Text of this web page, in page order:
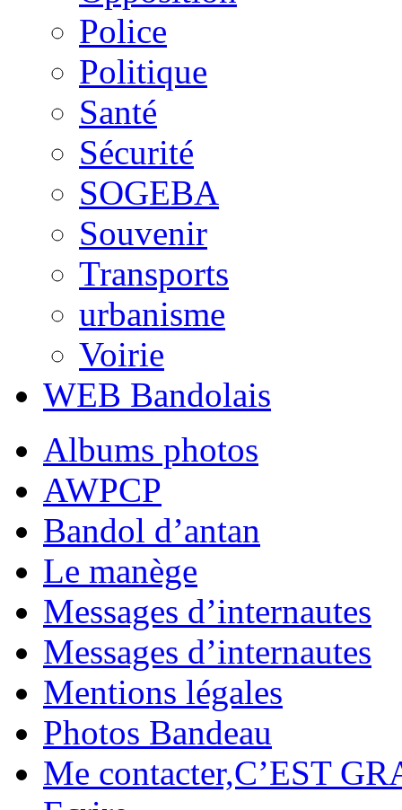
Police
Politique
Santé
Sécurité
SOGEBA
Souvenir
Transports
urbanisme
Voirie
WEB Bandolais
Albums photos
AWPCP
Bandol d’antan
Le manège
Messages d’internautes
Messages d’internautes
Mentions légales
Photos Bandeau
Me contacter,C’EST